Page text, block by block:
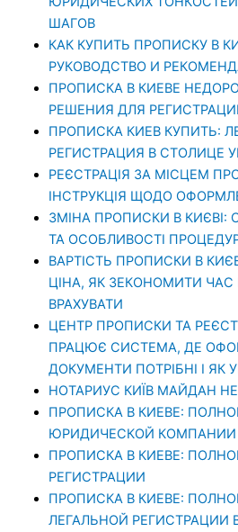
ШАГОВ
КАК КУПИТЬ ПРОПИСКУ В
РУКОВОДСТВО И
ПРОПИСКА В КИЕВЕ
РЕШЕНИЯ ДЛЯ
ПРОПИСКА КИЕВ КУПИТЬ:
РЕГИСТРАЦИЯ В СТОЛИЦЕ
РЕЄСТРАЦІЯ ЗА МІСЦЕМ
ІНСТРУКЦІЯ ЩОДО
ЗМІНА ПРОПИСКИ В КИЄВІ:
ТА ОСОБЛИВОСТІ
ВАРТІСТЬ ПРОПИСКИ В
ЦІНА, ЯК ЗЕКОНОМИТИ ЧАС
ВРАХУВАТИ
ЦЕНТР ПРОПИСКИ ТА
ПРАЦЮЄ СИСТЕМА, ДЕ
ДОКУМЕНТИ ПОТРІБНІ І ЯК
НОТАРИУС КИЇВ МАЙДАН
ПРОПИСКА В КИЕВЕ:
ЮРИДИЧЕСКОЙ КОМПАНИИ
ПРОПИСКА В КИЕВЕ:
РЕГИСТРАЦИИ
ПРОПИСКА В КИЕВЕ:
ЛЕГАЛЬНОЙ РЕГИСТРАЦИИ